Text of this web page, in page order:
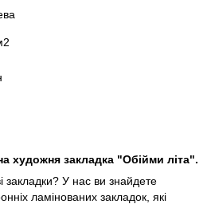
художня закладка "Обійми літа".
закладки? У нас ви знайдете
ламінованих закладок, які